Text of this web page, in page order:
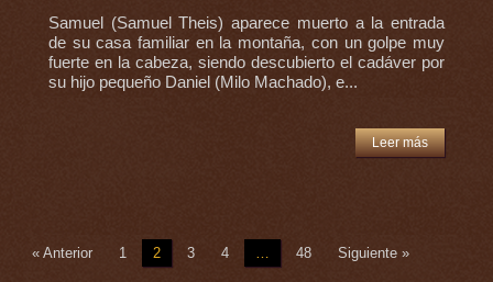
Samuel (Samuel Theis) aparece muerto a la entrada
de su casa familiar en la montaña, con un golpe muy
fuerte en la cabeza, siendo descubierto el cadáver por
su hijo pequeño Daniel (Milo Machado), e...
Leer más
« Anterior 1 2 3 4 … 48 Siguiente »